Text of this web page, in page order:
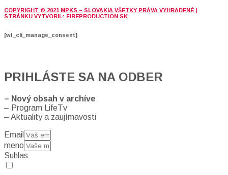
COPYRIGHT © 2021 MPKS – SLOVAKIA VŠETKY PRÁVA VYHRADENÉ |
STRÁNKU VYTVORIL: FIREPRODUCTION.SK
[wt_cli_manage_consent]
PRIHLÁSTE SA NA ODBER
– Nový obsah v archíve
– Program LifeTv
– Aktuality a zaujímavosti
Email
meno
Suhlas